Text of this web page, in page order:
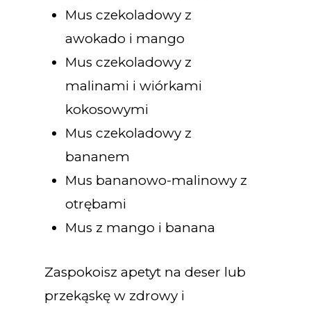
Mus czekoladowy z
awokado i mango
Mus czekoladowy z
malinami i wiórkami
kokosowymi
Mus czekoladowy z
bananem
Mus bananowo-malinowy z
otrębami
Mus z mango i banana
Zaspokoisz apetyt na deser lub
przekąskę w zdrowy i